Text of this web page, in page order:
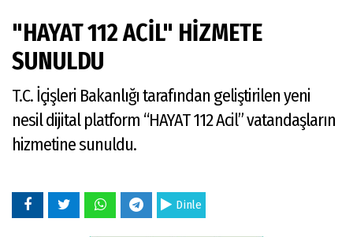
"HAYAT 112 ACİL" HİZMETE
SUNULDU
T.C. İçişleri Bakanlığı tarafından geliştirilen yeni
nesil dijital platform “HAYAT 112 Acil” vatandaşların
hizmetine sunuldu.
Dinle